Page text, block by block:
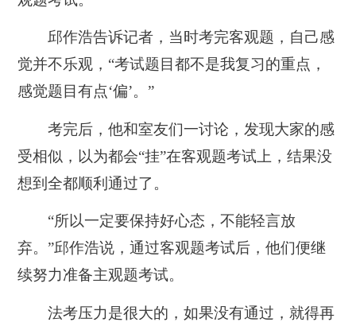
邱作浩告诉记者，当时考完客观题，自己感
觉并不乐观，“考试题目都不是我复习的重点，
感觉题目有点‘偏’。”
考完后，他和室友们一讨论，发现大家的感
受相似，以为都会“挂”在客观题考试上，结果没
想到全都顺利通过了。
“所以一定要保持好心态，不能轻言放
弃。”邱作浩说，通过客观题考试后，他们便继
续努力准备主观题考试。
法考压力是很大的，如果没有通过，就得再